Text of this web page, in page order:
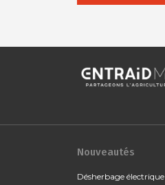
Nouveautés
Désherbage électrique